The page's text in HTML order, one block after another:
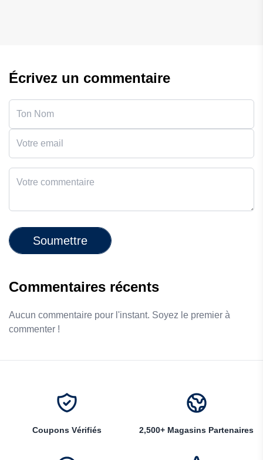
Écrivez un commentaire
Soumettre
Commentaires récents
Aucun commentaire pour l'instant. Soyez le premier à
commenter !
Coupons Vérifiés 2,500+ Magasins Partenaires